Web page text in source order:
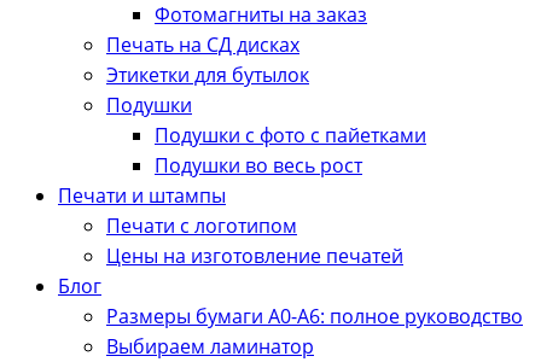
Фотомагниты на заказ
Печать на СД дисках
Этикетки для бутылок
Подушки
Подушки с фото с пайетками
Подушки во весь рост
Печати и штампы
Печати с логотипом
Цены на изготовление печатей
Блог
Размеры бумаги А0-А6: полное руководство
Выбираем ламинатор